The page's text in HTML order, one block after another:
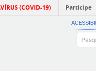
(COVID-19) Participe